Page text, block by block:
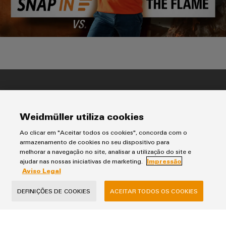
Impressão
Termos e Condições de Venda
Weidmüller - Sistemas de Interface, S.A.
Via do Oriente, Nº C Lote 5.02.03 | Escritório 1 no piso 2 do Edificio
Parque das Nações 1990-514 Lisboa
Weidmüller utiliza cookies
Ao clicar em "Aceitar todos os cookies", concorda com o
armazenamento de cookies no seu dispositivo para
melhorar a navegação no site, analisar a utilização do site e
ajudar nas nossas iniciativas de marketing.
Impressão
Aviso Legal
DEFINIÇÕES DE COOKIES ACEITAR TODOS OS COOKIES